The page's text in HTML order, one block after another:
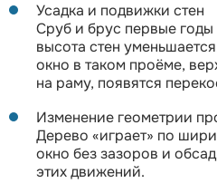
Усадка и подвижки стен
Сруб и брус первые годы
высота стен
окно в таком проёме,
на раму, появятся
Изменение геометрии
Дерево «играет» по
окно без зазоров и
этих движений.